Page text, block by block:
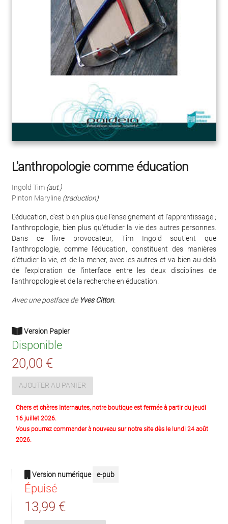
L'anthropologie comme éducation
Ingold Tim (aut.)
Pinton Maryline (traduction)
L'éducation, c'est bien plus que l'enseignement et l'apprentissage ;
l'anthropologie, bien plus qu'étudier la vie des autres personnes.
Dans ce livre provocateur, Tim Ingold soutient que
l'anthropologie, comme l'éducation, constituent des manières
d'étudier la vie, et de la mener, avec les autres et va bien au-delà
de l'exploration de l'interface entre les deux disciplines de
l'anthropologie et de la recherche en éducation.
Avec une postface de Yves Citton.
Version Papier
Disponible
20,00 €
AJOUTER AU PANIER
Chers et chères Internautes, notre boutique est fermée à partir du jeudi
16 juillet 2026.
Vous pourrez commander à nouveau sur notre site dès le lundi 24 août
2026.
Version numérique e-pub
Épuisé
13,99 €